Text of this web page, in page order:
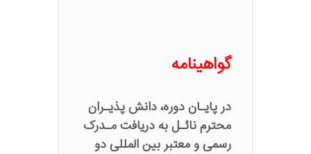
گواهینامه
در پایـان دوره، دانش پذیـران
محترم نائـل به دریافت مـدرک
رسمی و معتبر بین المللی دو